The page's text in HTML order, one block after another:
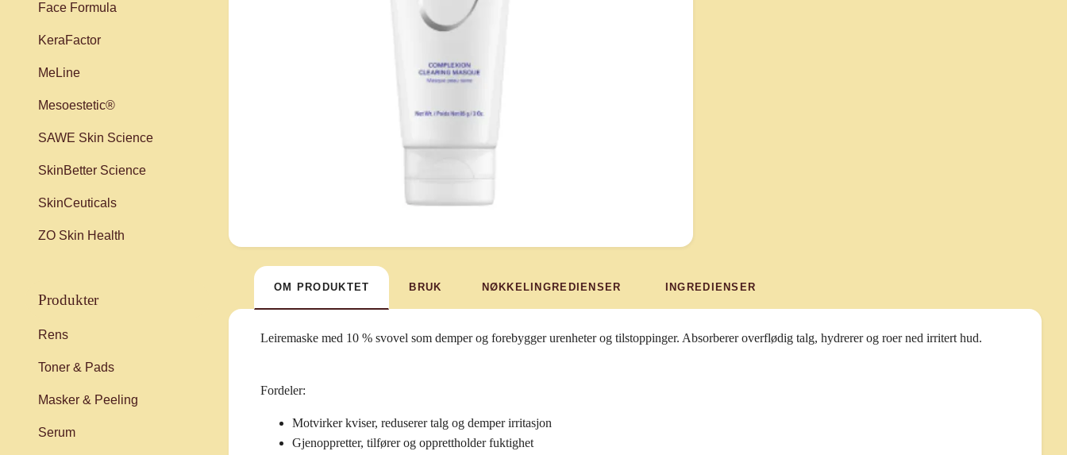
Face Formula
KeraFactor
MeLine
Mesoestetic®
SAWE Skin Science
SkinBetter Science
SkinCeuticals
ZO Skin Health
produkter
Rens
Toner & Pads
Masker & Peeling
Serum
OM PRODUKTET BRUK NØKKELINGREDIENSER INGREDIENSER
Leiremaske med 10 % svovel som demper og forebygger urenheter og tilstoppinger. Absorberer overflødig talg, hydrerer og roer ned irritert hud.
Fordeler:
Motvirker kviser, reduserer talg og demper irritasjon
Gjenoppretter, tilfører og opprettholder fuktighet